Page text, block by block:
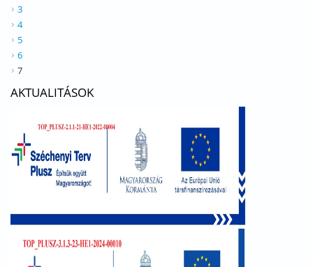
3
4
5
6
7
AKTUALITÁSOK